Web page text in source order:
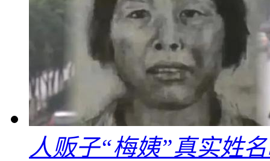
人贩子“梅姨”真实姓